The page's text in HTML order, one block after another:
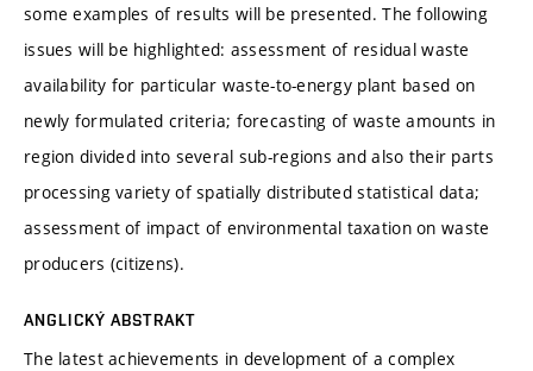
some examples of results will be presented. The following
issues will be highlighted: assessment of residual waste
availability for particular waste-to-energy plant based on
newly formulated criteria; forecasting of waste amounts in
region divided into several sub-regions and also their parts
processing variety of spatially distributed statistical data;
assessment of impact of environmental taxation on waste
producers (citizens).
ANGLICKÝ ABSTRAKT
The latest achievements in development of a complex